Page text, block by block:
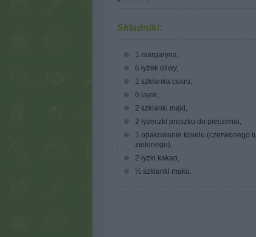
Składniki:
1 margaryna,
6 łyżek oliwy,
1 szklanka cukru,
6 jajek,
2 szklanki mąki,
2 łyżeczki proszku do pieczenia,
1 opakowanie kisielu (czerwonego
zielonego),
2 łyżki kakao,
½ szklanki maku.